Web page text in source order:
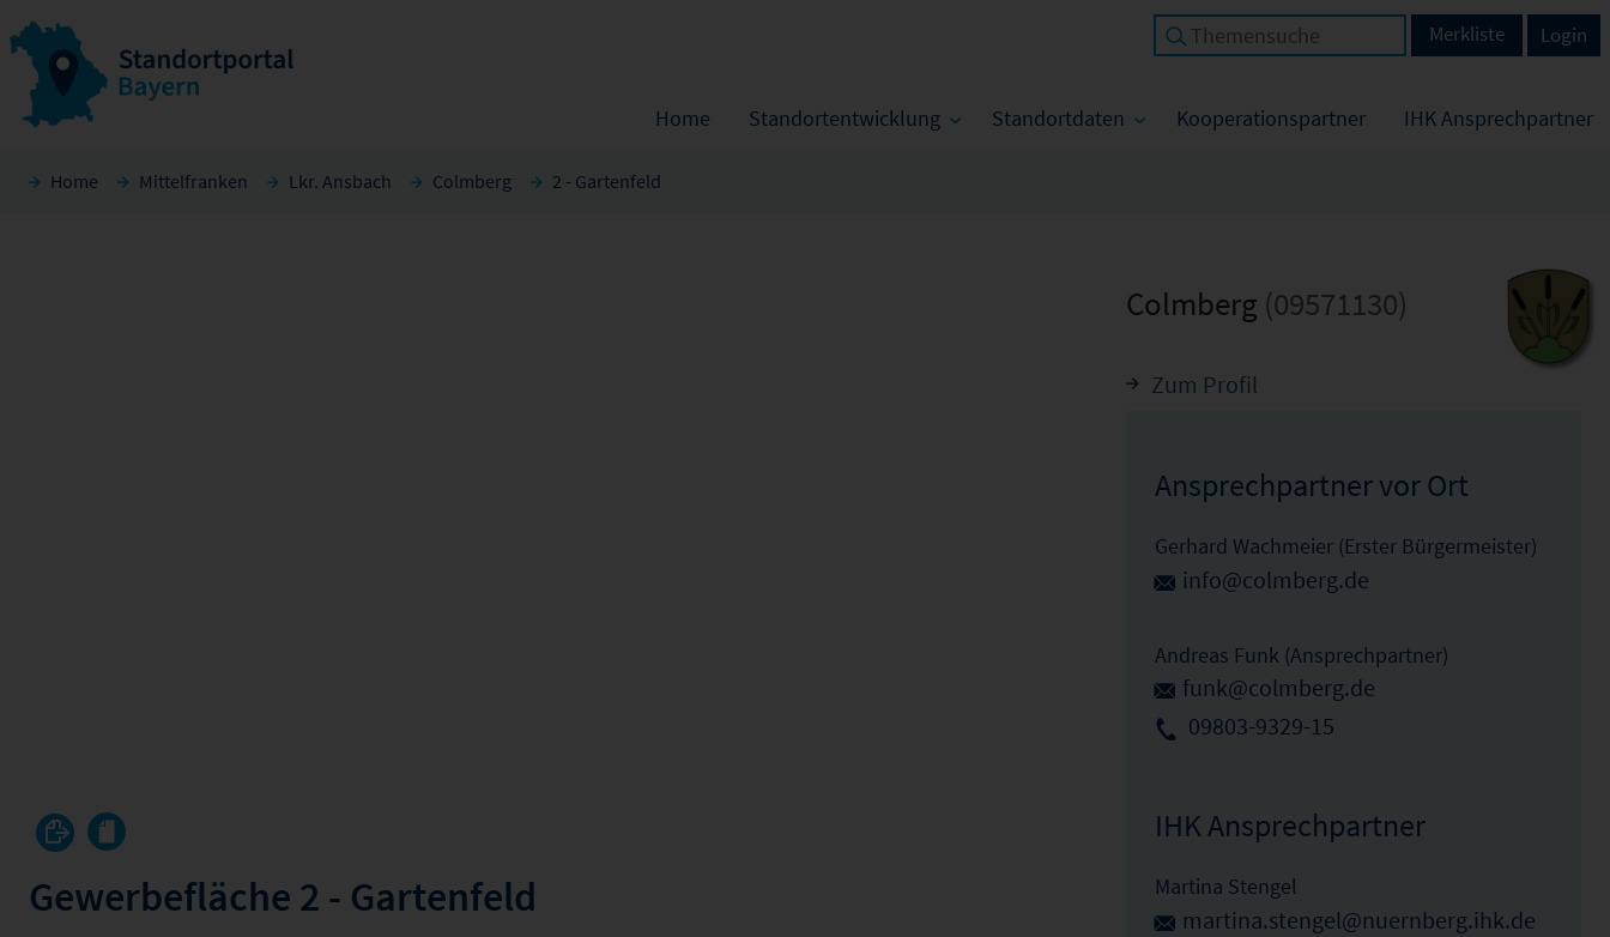
Home Standortentwicklung Standortdaten Kooperationspartner IHK Ansprechpartner
Login
Merkliste
Home Mittelfranken Lkr. Ansbach Colmberg 2 - Gartenfeld
Gewerbefläche 2 - Gartenfeld
Colmberg (09571130)
Zum Profil
Ansprechpartner vor Ort
Gerhard Wachmeier (Erster Bürgermeister)
info@colmberg.de
Andreas Funk (Ansprechpartner)
funk@colmberg.de
09803-9329-15
IHK Ansprechpartner
Martina Stengel
martina.stengel@nuernberg.ihk.de